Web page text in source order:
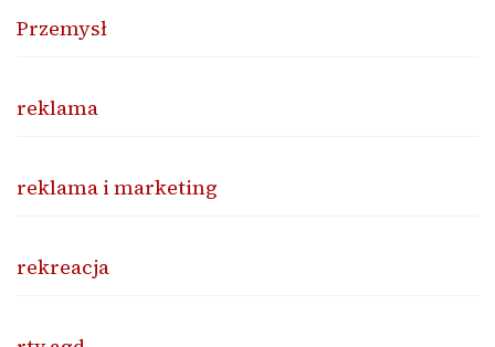
Przemysł
reklama
reklama i marketing
rekreacja